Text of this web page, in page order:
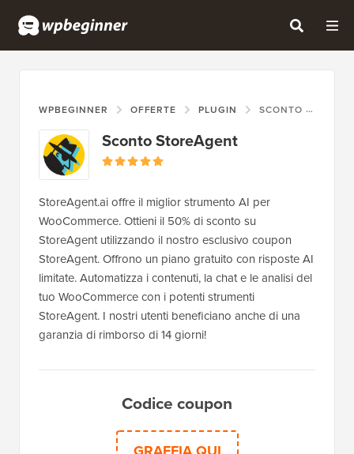
WPBEGINNER OFFERTE PLUGIN SCONTO STOREAGENT
Sconto StoreAgent
StoreAgent.ai offre il miglior strumento AI per
WooCommerce. Ottieni il 50% di sconto su
StoreAgent utilizzando il nostro esclusivo coupon
StoreAgent. Offrono un piano gratuito con risposte AI
limitate. Automatizza i contenuti, la chat e le analisi del
tuo WooCommerce con i potenti strumenti
StoreAgent. I nostri utenti beneficiano anche di una
garanzia di rimborso di 14 giorni!
Codice coupon